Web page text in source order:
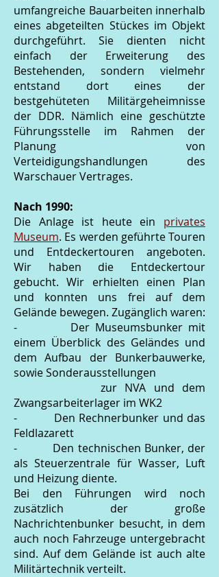
umfangreiche Bauarbeiten innerhalb
eines abgeteilten Stückes im Objekt
durchgeführt. Sie dienten nicht
einfach der Erweiterung des
Bestehenden, sondern vielmehr
entstand dort eines der
bestgehüteten Militärgeheimnisse
der DDR. Nämlich eine geschützte
Führungsstelle im Rahmen der
Planung von
Verteidigungshandlungen des
Warschauer Vertrages.
Nach 1990:
Die Anlage ist heute ein privates
Museum. Es werden geführte Touren
und Entdeckertouren angeboten.
Wir haben die Entdeckertour
gebucht. Wir erhielten einen Plan
und konnten uns frei auf dem
Gelände bewegen. Zugänglich waren:
- Der Museumsbunker mit
einem Überblick des Geländes und
dem Aufbau der Bunkerbauwerke,
sowie Sonderausstellungen
zur NVA und dem
Zwangsarbeiterlager im WK2
- Den Rechnerbunker und das
Feldlazarett
- Den technischen Bunker, der
als Steuerzentrale für Wasser, Luft
und Heizung diente.
Bei den Führungen wird noch
zusätzlich der große
Nachrichtenbunker besucht, in dem
auch noch Fahrzeuge untergebracht
sind. Auf dem Gelände ist auch alte
Militärtechnik verteilt.